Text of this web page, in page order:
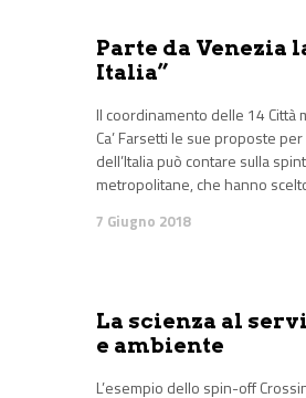
Parte da Venezia
Italia”
Il coordinamento delle 14 Città
Ca’ Farsetti le sue proposte
dell’Italia può contare sulla
metropolitane, che hanno
7 Giugno 2018
La scienza al
e ambiente
L’esempio dello spin-off